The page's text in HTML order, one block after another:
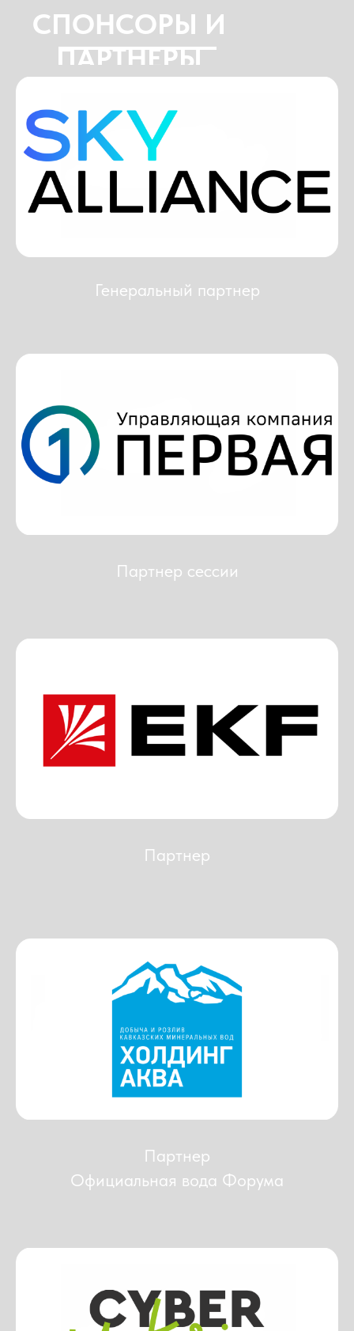
СПОНСОРЫ И
ПАРТНЕРЫ
Генеральный партнер
Партнер сессии
Партнер
Партнер
Официальная вода Форума